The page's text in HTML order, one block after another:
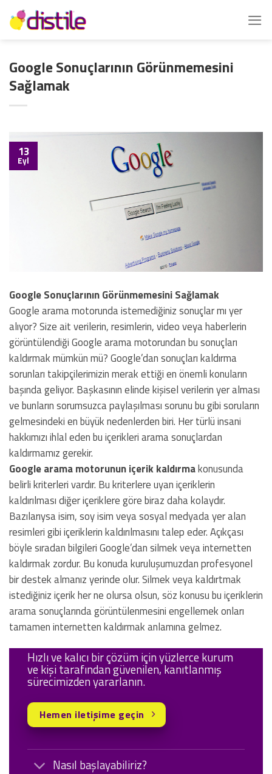
İçeriğe
atla
Google Sonuçlarının Görünmemesini
Sağlamak
13
Eyl
Google Sonuçlarının Görünmemesini Sağlamak
Google arama motorunda istemediğiniz sonuçlar mı yer
alıyor? Size ait verilerin, resimlerin, video veya haberlerin
görüntülendiği Google arama motorundan bu sonuçları
kaldırmak mümkün mü? Google’dan sonuçları kaldırma
sorunları takipçilerimizin merak ettiği en önemli konuların
başında geliyor. Başkasının elinde kişisel verilerin yer alması
ve bunların sorumsuzca paylaşılması sorunu bu gibi soruların
gelmesindeki en büyük nedenlerden biri. Her türlü insani
hakkımızı ihlal eden bu içerikleri arama sonuçlardan
kaldırmamız gerekir.
Google arama motorunun içerik kaldırmakonusunda
belirli kriterleri vardır. Bu kriterlere uyan içeriklerin
kaldırılması diğer içeriklere göre biraz daha kolaydır.
Bazılarıysa isim, soy isim veya sosyal medyada yer alan
resimleri gibi içeriklerin kaldırılmasını talep eder. Açıkçası
böyle sıradan bilgileri Google’dan silmek veya internetten
kaldırmak zordur. Bu konuda kuruluşumuzdan profesyonel
bir destek almanız yerinde olur. Silmek veya kaldırtmak
istediğiniz içerik her ne olursa olsun, söz konusu bu içeriklerin
arama sonuçlarında görüntülenmesini engellemek onları
tamamen internetten kaldırmak anlamına gelmez.
Nasıl başlayabiliriz?
Hızlı ve kalıcı bir çözüm için yüzlerce kurum
ve kişi tarafından güvenilen, kanıtlanmış
sürecimizden yararlanın.
Hemen iletişime geçin